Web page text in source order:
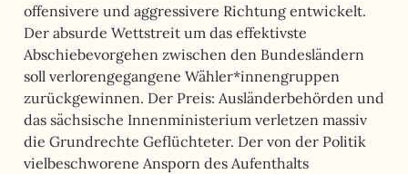
offensivere und aggressivere Richtung entwickelt.
Der absurde Wettstreit um das effektivste
Abschiebevorgehen zwischen den Bundesländern
soll verlorengegangene Wähler*innengruppen
zurückgewinnen. Der Preis: Ausländerbehörden und
das sächsische Innenministerium verletzen massiv
die Grundrechte Geflüchteter. Der von der Politik
vielbeschworene Ansporn des Aufenthalts